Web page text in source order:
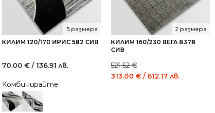
КИЛИМ 120/170 ИРИС 582 СИВ
5 размера
70.00 € / 136.91 лв.
Комбинирайте
КИЛИМ 160/230 ВЕГА 8378
СИВ
2 размера
521.52€
Original
313.00 € / 612.17 лв.